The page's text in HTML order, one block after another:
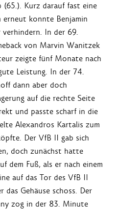
(65.). Kurz darauf fast eine
konnte Benjamin
In der 69.
von Marvin Wanitzek
zeigte fünf Monate nach
Leistung. In der 74.
dann aber doch
auf die rechte Seite
und passte scharf in die
Alexandros Kartalis zum
Der VfB II gab sich
doch zunächst hatte
dem Fuß, als er nach einem
auf das Tor des VfB II
Gehäuse schoss. Der
zog in der 83. Minute